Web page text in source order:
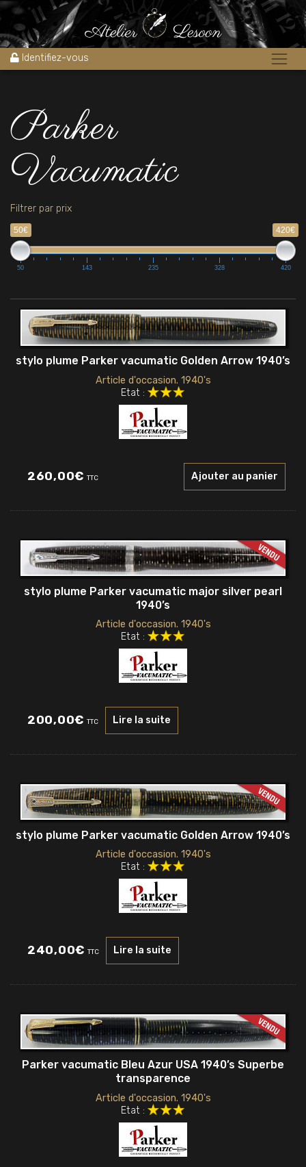
Identifiez-vous
Accueil Parker Vacumatic
Parker
Vacumatic
Filtrer par prix
50€ 420€
50 143 235 328 420
stylo plume Parker vacumatic Golden Arrow 1940’s
Article d'occasion. 1940's
Etat :
260,00€ TTC Ajouter au panier
stylo plume Parker vacumatic major silver pearl
1940’s
Article d'occasion. 1940's
Etat :
200,00€ TTC Lire la suite
stylo plume Parker vacumatic Golden Arrow 1940’s
Article d'occasion. 1940's
Etat :
240,00€ TTC Lire la suite
Parker vacumatic Bleu Azur USA 1940’s Superbe
transparence
Article d'occasion. 1940's
Etat :